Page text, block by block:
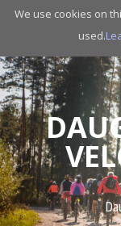
We use cookies on
used.
Skip
navigation